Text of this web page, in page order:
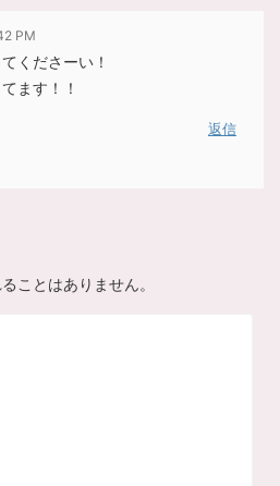
PM
くださーい！
ます！！
返信
ことはありません。